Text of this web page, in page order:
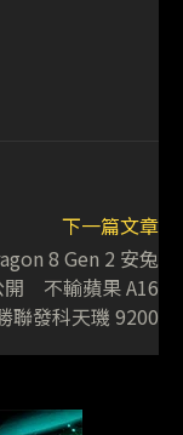
下一篇文章
8 Gen 2 安兔
開 不輸蘋果 A16
聯發科天璣 9200